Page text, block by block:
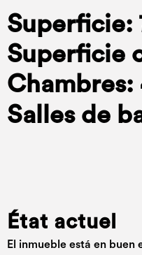
Superficie:
Superficie
Chambres:
Salles de
État actuel
El inmueble está en buen